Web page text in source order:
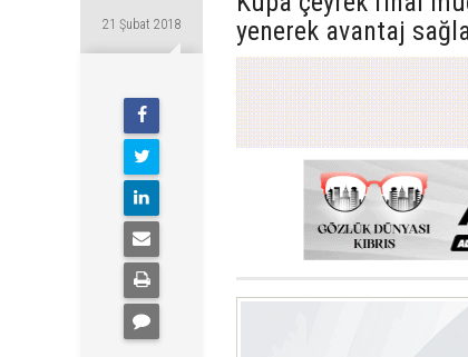
21 Şubat 2018
yenerek avantaj